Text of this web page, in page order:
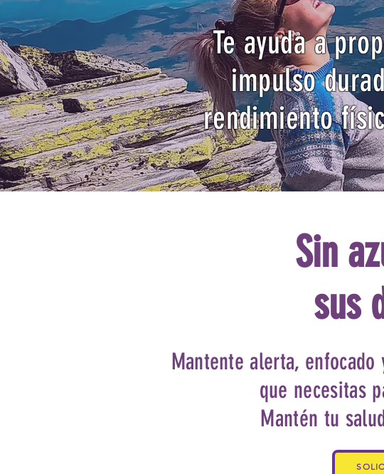
Te ayuda a
impulso
rendimiento
Sin
sus
Mantente alerta,
que necesitas
Mantén tu